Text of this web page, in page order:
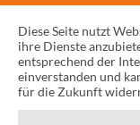
Diese Seite nutzt
ihre Dienste
entsprechend der
einverstanden und
für die Zukunft